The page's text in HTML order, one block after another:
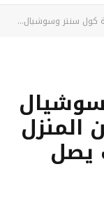
ميديا – فرص عمل من المنزل أو في الشركة براتب يصل إلى 6000 جنيه
المنزل
يصل